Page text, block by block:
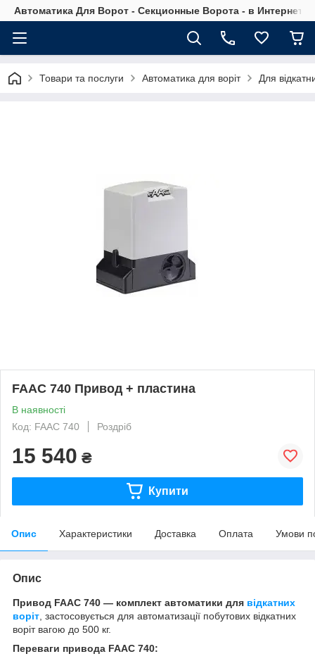
Автоматика Для Ворот - Секционные Ворота - в Интернет
Товари та послуги Автоматика для воріт Для
FAAC 740 Привод + пластина
В наявності
Код: FAAC 740
Роздріб
15 540 ₴
Купити
Опис Характеристики Доставка Оплата Умови
Опис
Привод FAAC 740 — комплект автоматики для відкатних
воріт , застосовується для автоматизації побутових відкатних
воріт вагою до 500 кг.
Переваги привода FAAC 740: